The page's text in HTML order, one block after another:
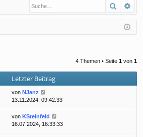
Q
m
el
eg
ist
rie
Suche
4 Themen • Seite 1 von 1
Letzter Beitrag
von NJanz
13.11.2024, 09:42:33
von KSteinfeld
16.07.2024, 16:33:33